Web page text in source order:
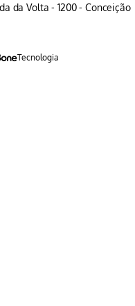
da Volta - 1200 - Conceição
Tecnologia